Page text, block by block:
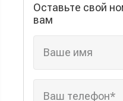
Оставьте свой
вам